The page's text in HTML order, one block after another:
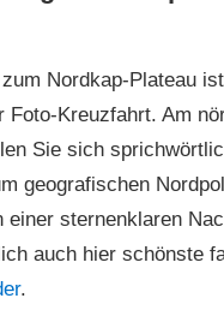
Nordkap-Plateau
Foto-Kreuzfahrt. Am
Sie sich
geografischen
einer sternenklaren
auch hier schönste
.